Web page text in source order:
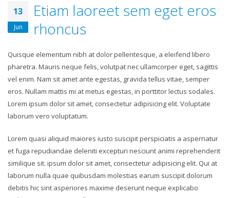
13
Jun
Etiam laoreet sem eget eros
rhoncus
Quisque elementum nibh at dolor pellentesque, a eleifend libero
pharetra. Mauris neque felis, volutpat nec ullamcorper eget, sagittis
vel enim. Nam sit amet ante egestas, gravida tellus vitae, semper
eros. Nullam mattis mi at metus egestas, in porttitor lectus sodales.
Lorem ipsum dolor sit amet, consectetur adipisicing elit. Voluptate
laborum vero voluptatum.
Lorem quasi aliquid maiores iusto suscipit perspiciatis a aspernatur
et fuga repudiandae deleniti excepturi nesciunt animi reprehenderit
similique sit. ipsum dolor sit amet, consectetur adipisicing elit. Qui at
laborum nulla quae quibusdam molestias earum suscipit dolorum
debitis hic sint asperiores maxime deserunt neque explicabo